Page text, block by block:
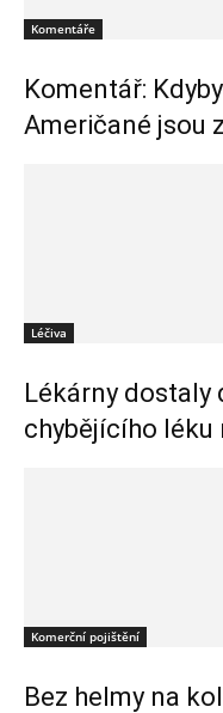
Komentáře
Komentář:
Američané jsou
Léčiva
Lékárny dostaly
chybějícího léku
Komerční pojištění
Bez helmy na